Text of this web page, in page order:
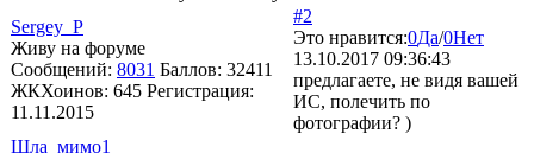
Sergey_P
Живу на форуме
Сообщений: 8031 Баллов: 32411
ЖКХоинов: 645 Регистрация:
11.11.2015
#2
Это нравится:0Да/0Нет
13.10.2017 09:36:43
предлагаете, не видя вашей
ИС, полечить по
фотографии? )
Шла_мимо1